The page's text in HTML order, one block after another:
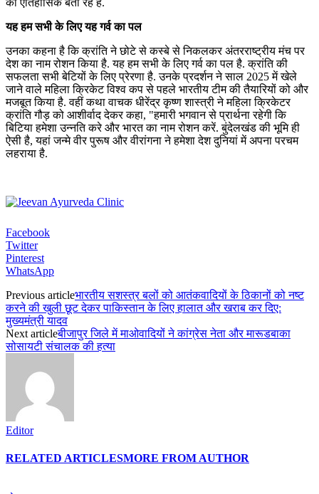
यह हम सभी के लिए यह गर्व का पल
उनका कहना है कि क्रांति ने छोटे से कस्बे से निकलकर अंतरराष्ट्रीय मंच पर
देश का नाम रोशन किया है. यह हम सभी के लिए गर्व का पल है. क्रांति की
सफलता सभी बेटियों के लिए प्रेरणा है. उनके प्रदर्शन ने साल 2025 में खेले
जाने वाले महिला क्रिकेट विश्व कप से पहले भारतीय टीम की तैयारियों को और
मजबूत किया है. वहीं कथा वाचक धीरेंद्र कृष्ण शास्त्री ने महिला क्रिकेटर
क्रांति गौड़ को आशीर्वाद देकर कहा, "हमारी भगवान से प्रार्थना रहेगी कि
बिटिया हमेशा उन्नति करे और भारत का नाम रोशन करें. बुंदेलखंड की भूमि ही
ऐसी है, यहां जन्मे वीर पुरूष और वीरांगना ने हमेशा देश दुनियां में अपना परचम
लहराया है.
Facebook
Twitter
Pinterest
WhatsApp
Previous articleभारतीय सशस्त्र बलों को आतंकवादियों के ठिकानों को नष्ट
करने की खुली छूट देकर पाकिस्तान के लिए हालात और खराब कर दिए:
मुख्यमंत्री यादव
Next articleबीजापुर जिले में माओवादियों ने कांग्रेस नेता और मारूडबाका
सोसायटी संचालक की हत्या
Editor
RELATED ARTICLESMORE FROM AUTHOR